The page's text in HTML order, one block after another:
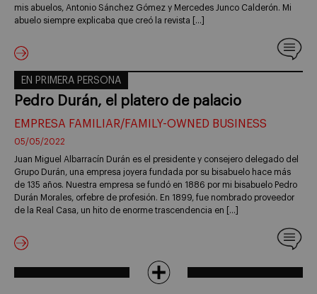
mis abuelos, Antonio Sánchez Gómez y Mercedes Junco Calderón. Mi
abuelo siempre explicaba que creó la revista […]
EN PRIMERA PERSONA
Pedro Durán, el platero de palacio
EMPRESA FAMILIAR/FAMILY-OWNED BUSINESS
05/05/2022
Juan Miguel Albarracín Durán es el presidente y consejero delegado del
Grupo Durán, una empresa joyera fundada por su bisabuelo hace más
de 135 años. Nuestra empresa se fundó en 1886 por mi bisabuelo Pedro
Durán Morales, orfebre de profesión. En 1899, fue nombrado proveedor
de la Real Casa, un hito de enorme trascendencia en […]